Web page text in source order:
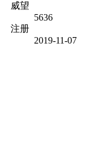
威望
5636
注册
2019-11-07